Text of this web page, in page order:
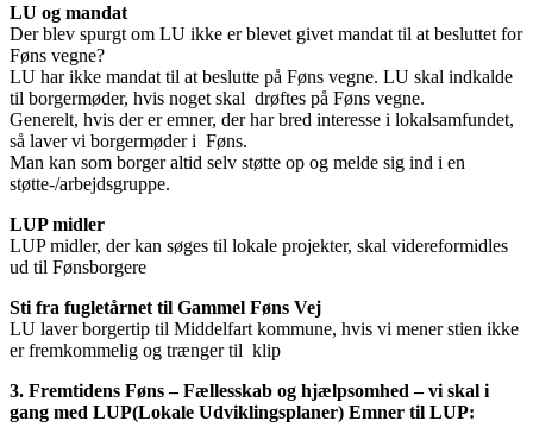
LU og mandat
Der blev spurgt om LU ikke er blevet givet mandat til at besluttet for
Føns vegne?
LU har ikke mandat til at beslutte på Føns vegne. LU skal indkalde
til borgermøder, hvis noget skal drøftes på Føns vegne.
Generelt, hvis der er emner, der har bred interesse i lokalsamfundet,
så laver vi borgermøder i Føns.
Man kan som borger altid selv støtte op og melde sig ind i en
støtte-/arbejdsgruppe.
LUP midler
LUP midler, der kan søges til lokale projekter, skal videreformidles
ud til Fønsborgere
Sti fra fugletårnet til Gammel Føns Vej
LU laver borgertip til Middelfart kommune, hvis vi mener stien ikke
er fremkommelig og trænger til klip
3. Fremtidens Føns – Fællesskab og hjælpsomhed – vi skal i
gang med LUP(Lokale Udviklingsplaner) Emner til LUP: